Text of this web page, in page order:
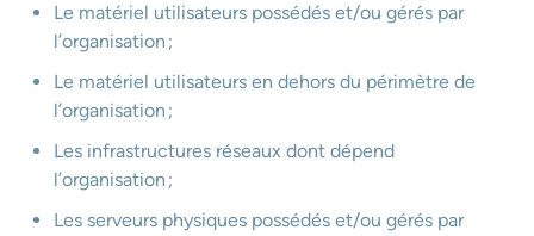
Le matériel utilisateurs possédés et/ou gérés par
l’organisation ;
Le matériel utilisateurs en dehors du périmètre de
l’organisation ;
Les infrastructures réseaux dont dépend
l’organisation ;
Les serveurs physiques possédés et/ou gérés par